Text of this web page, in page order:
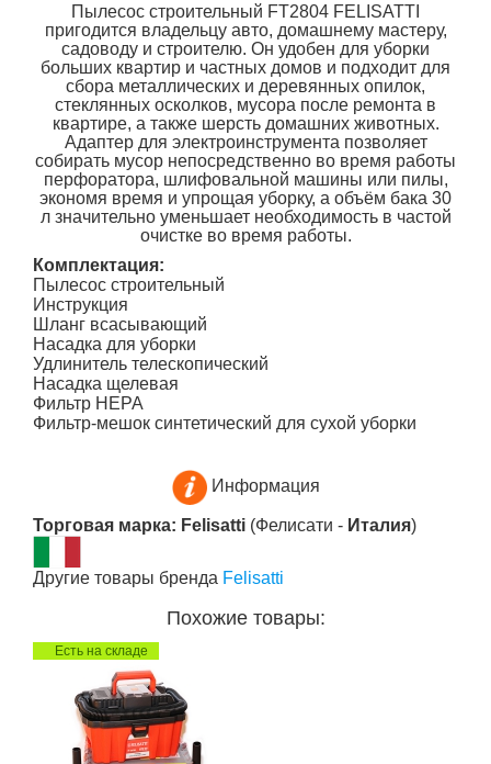
Пылесос строительный FT2804 FELISATTI
пригодится владельцу авто, домашнему мастеру,
садоводу и строителю. Он удобен для уборки
больших квартир и частных домов и подходит для
сбора металлических и деревянных опилок,
стеклянных осколков, мусора после ремонта в
квартире, а также шерсть домашних животных.
Адаптер для электроинструмента позволяет
собирать мусор непосредственно во время работы
перфоратора, шлифовальной машины или пилы,
экономя время и упрощая уборку, а объём бака 30
л значительно уменьшает необходимость в частой
очистке во время работы.
Комплектация:
Пылесос строительный
Инструкция
Шланг всасывающий
Насадка для уборки
Удлинитель телескопический
Насадка щелевая
Фильтр НЕРА
Фильтр-мешок синтетический для сухой уборки
Информация
Торговая марка: Felisatti (Фелисати - Италия)
Другие товары бренда Felisatti
Похожие товары:
Есть на складе